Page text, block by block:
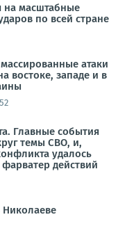
на масштабные
по всей стране
атаки
востоке, западе и в
Главные события
темы СВО, и,
удалось
действий